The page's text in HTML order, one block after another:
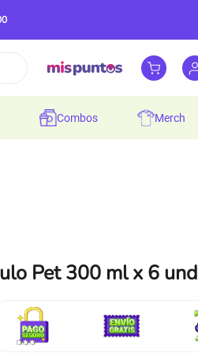
combos merch
Pet 300 ml x 6 und